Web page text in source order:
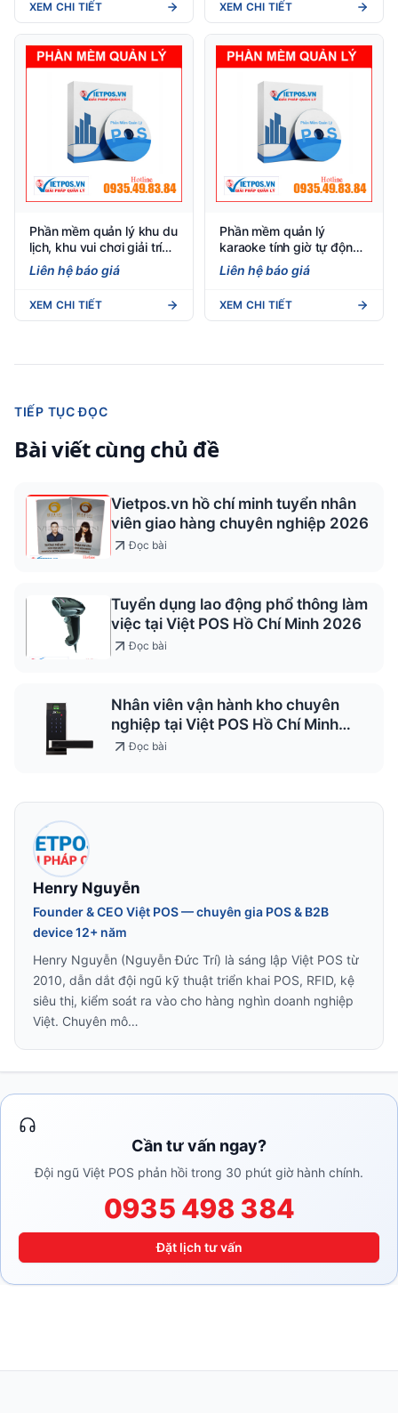
XEM CHI TIẾT XEM CHI TIẾT
Phần mềm quản lý khu du
lịch, khu vui chơi giải trí
Việt POS
Liên hệ báo giá
XEM CHI TIẾT
Phần mềm quản lý
karaoke tính giờ tự động
– Việt POS
Liên hệ báo giá
XEM CHI TIẾT
TIẾP TỤC ĐỌC
Bài viết cùng chủ đề
Vietpos.vn hồ chí minh tuyển nhân
viên giao hàng chuyên nghiệp 2026
Đọc bài
Tuyển dụng lao động phổ thông làm
việc tại Việt POS Hồ Chí Minh 2026
Đọc bài
Nhân viên vận hành kho chuyên
nghiệp tại Việt POS Hồ Chí Minh
2026
Đọc bài
Henry Nguyễn
Founder & CEO Việt POS — chuyên gia POS & B2B
device 12+ năm
Henry Nguyễn (Nguyễn Đức Trí) là sáng lập Việt POS từ
2010, dẫn dắt đội ngũ kỹ thuật triển khai POS, RFID, kệ
siêu thị, kiểm soát ra vào cho hàng nghìn doanh nghiệp
Việt. Chuyên mô…
Cần tư vấn ngay?
Đội ngũ Việt POS phản hồi trong 30 phút giờ hành chính.
0935 498 384
Đặt lịch tư vấn